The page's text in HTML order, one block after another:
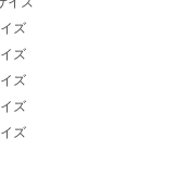
ズ
ズ
ズ
ズ
ズ